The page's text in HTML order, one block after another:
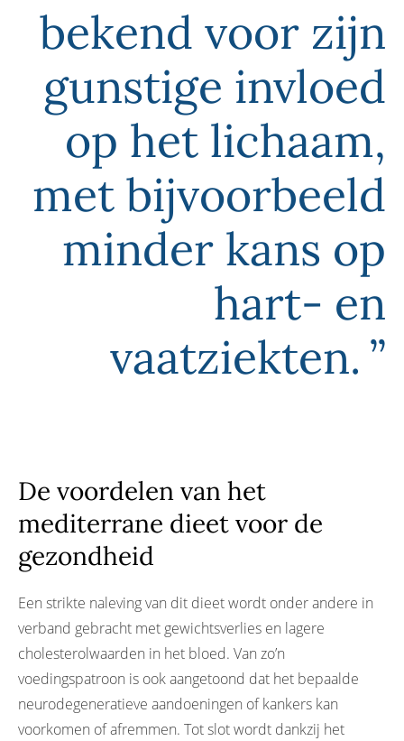
bekend voor zijn
gunstige invloed
op het lichaam,
met bijvoorbeeld
minder kans op
hart- en
vaatziekten.
De voordelen van het
mediterrane dieet voor de
gezondheid
Een strikte naleving van dit dieet wordt onder andere in
verband gebracht met gewichtsverlies en lagere
cholesterolwaarden in het bloed. Van zo’n
voedingspatroon is ook aangetoond dat het bepaalde
neurodegeneratieve aandoeningen of kankers kan
voorkomen of afremmen. Tot slot wordt dankzij het